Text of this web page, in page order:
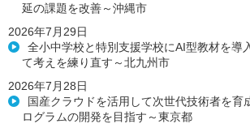
延の課題を改善～沖縄市
2026年7月29日
全小中学校と特別支援学校にAI型教材を導
て考えを練り直す～北九州市
2026年7月28日
国産クラウドを活用して次世代技術者を育
ログラムの開発を目指す～東京都